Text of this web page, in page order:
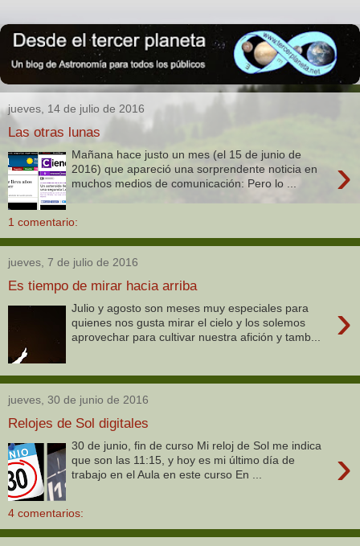
jueves, 14 de julio de 2016
Las otras lunas
›
Mañana hace justo un mes (el 15 de junio de
2016) que apareció una sorprendente noticia en
muchos medios de comunicación: Pero lo ...
1 comentario:
jueves, 7 de julio de 2016
Es tiempo de mirar hacia arriba
›
Julio y agosto son meses muy especiales para
quienes nos gusta mirar el cielo y los solemos
aprovechar para cultivar nuestra afición y tamb...
jueves, 30 de junio de 2016
Relojes de Sol digitales
›
30 de junio, fin de curso Mi reloj de Sol me indica
que son las 11:15, y hoy es mi último día de
trabajo en el Aula en este curso En ...
4 comentarios: